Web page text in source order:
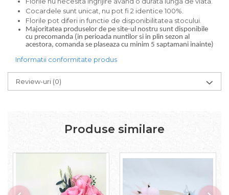
Cocardele sunt unicat, nu pot fi 2 identice 100%.
Florile pot diferi in functie de disponibilitatea stocului.
Majoritatea produselor de pe site-ul nostru sunt disponibile
cu precomanda (in perioada nuntilor si in plin sezon al
acestora, comanda se plaseaza cu minim 5 saptamani inainte)
Informatii conformitate produs
Review-uri (0)
Produse similare